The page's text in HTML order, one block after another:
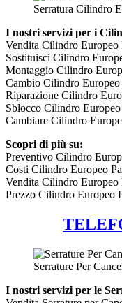
Serratura Cilindro
I nostri servizi per i
Vendita Cilindro
Sostituisci Cilindro
Montaggio Cilindro
Cambio Cilindro
Riparazione Cilindro
Sblocco Cilindro
Cambiare Cilindro
Scopri di più su:
Preventivo Cilindro
Costi Cilindro Europeo
Vendita Cilindro
Prezzo Cilindro Europeo
Serrature Per
I nostri servizi per le